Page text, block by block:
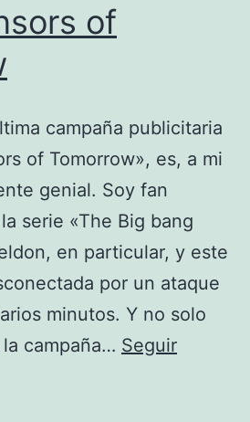
of
campaña publicitaria
of Tomorrow», es, a mi
genial. Soy fan
serie «The Big bang
en particular, y este
por un ataque
minutos. Y no solo
campaña… Seguir